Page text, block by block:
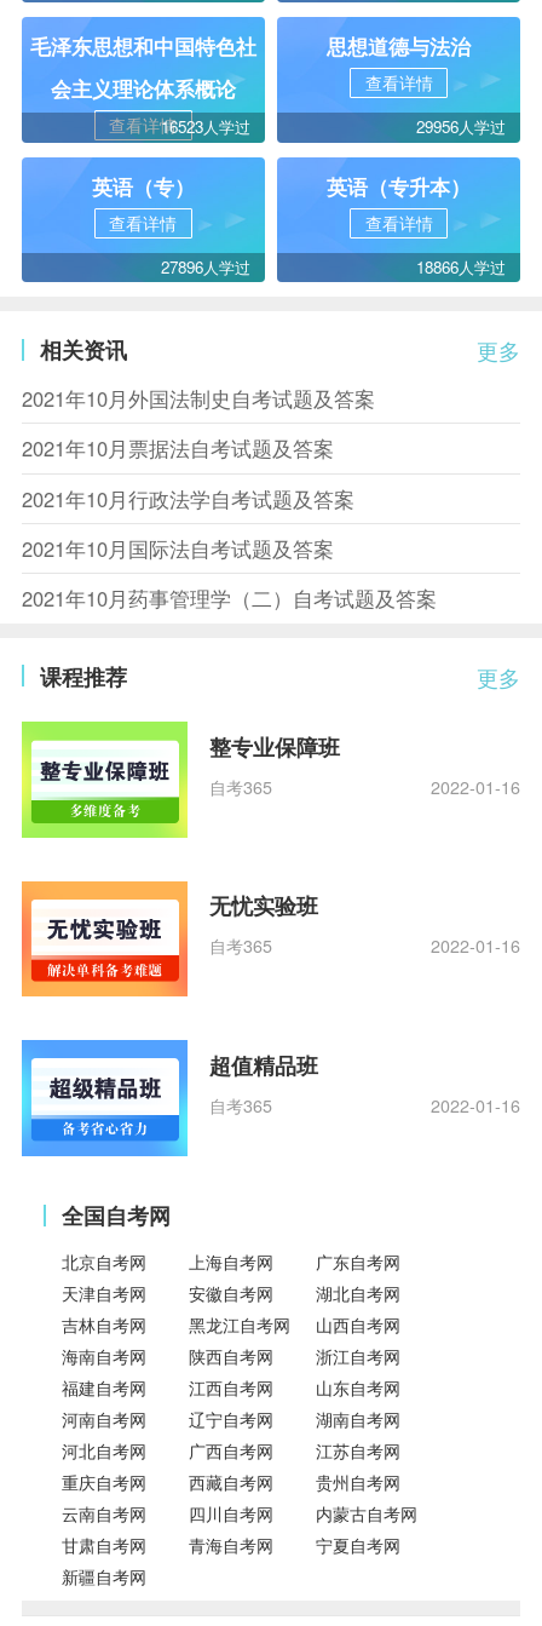
毛泽东思想和中国特色社
会主义理论体系概论
查看详情16523人学过
思想道德与法治
查看详情
29956人学过
英语（专）
查看详情
27896人学过
英语（专升本）
查看详情
18866人学过
更多
相关资讯
2021年10月外国法制史自考试题及答案
2021年10月票据法自考试题及答案
2021年10月行政法学自考试题及答案
2021年10月国际法自考试题及答案
2021年10月药事管理学（二）自考试题及答案
更多
课程推荐
整专业保障班
自考365 2022-01-16
无忧实验班
自考365 2022-01-16
超值精品班
自考365 2022-01-16
全国自考网
北京自考网 上海自考网
广东自考网
天津自考网
安徽自考网
湖北自考网
吉林自考网
黑龙江自考网
山西自考网
海南自考网
陕西自考网
浙江自考网
福建自考网
江西自考网
山东自考网
河南自考网
辽宁自考网
湖南自考网
河北自考网
广西自考网
江苏自考网
重庆自考网
西藏自考网
贵州自考网
云南自考网
四川自考网
内蒙古自考网
甘肃自考网
青海自考网
宁夏自考网
新疆自考网